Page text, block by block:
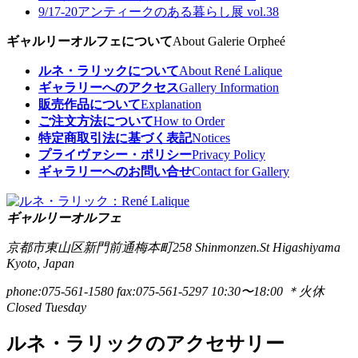
9/17-20アンティークのある暮らし展 vol.38
ギャルリーオルフェについてAbout Galerie Orpheé
ルネ・ラリックについてAbout René Lalique
ギャラリーへのアクセスGallery Information
販売作品についてExplanation
ご注文方法についてHow to Order
特定商取引法に基づく表記Notices
プライヴァシー・ポリシーPrivacy Policy
ギャラリーへのお問い合せContact for Gallery
ギャルリーオルフェ
京都市東山区新門前通梅本町258 Shinmonzen.St Higashiyama
Kyoto, Japan
phone:075-561-1580 fax:075-561-5297 10:30〜18:00 ＊火休
Closed Tuesday
ルネ・ラリックのアクセサリー